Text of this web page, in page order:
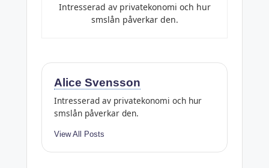
Intresserad av privatekonomi och hur
smslån påverkar den.
Alice Svensson
Intresserad av privatekonomi och hur
smslån påverkar den.
View All Posts